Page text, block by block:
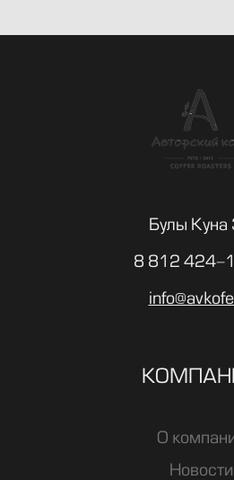
Булы Куна
8 812 424-
О
Новости